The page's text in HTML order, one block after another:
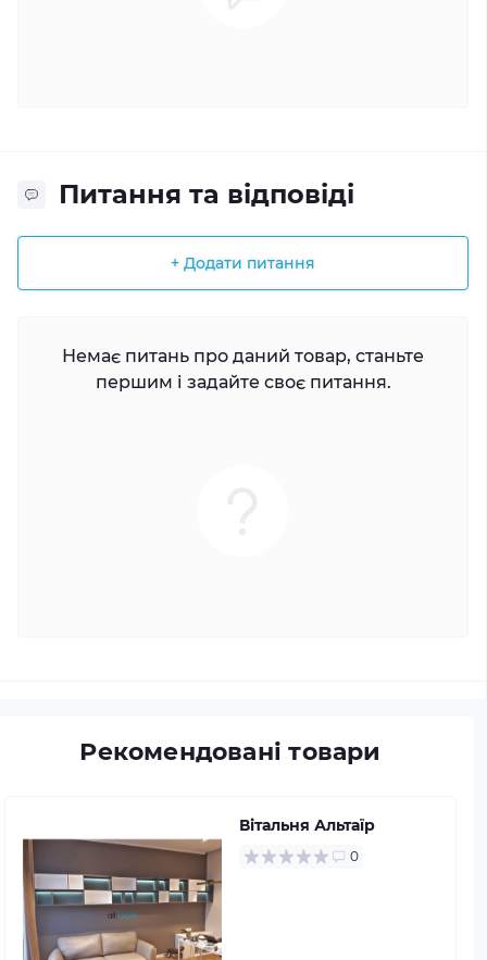
Питання та відповіді
+ Додати питання
Немає питань про даний товар, станьте
першим і задайте своє питання.
Рекомендовані товари
Вітальня Альтаїр
0